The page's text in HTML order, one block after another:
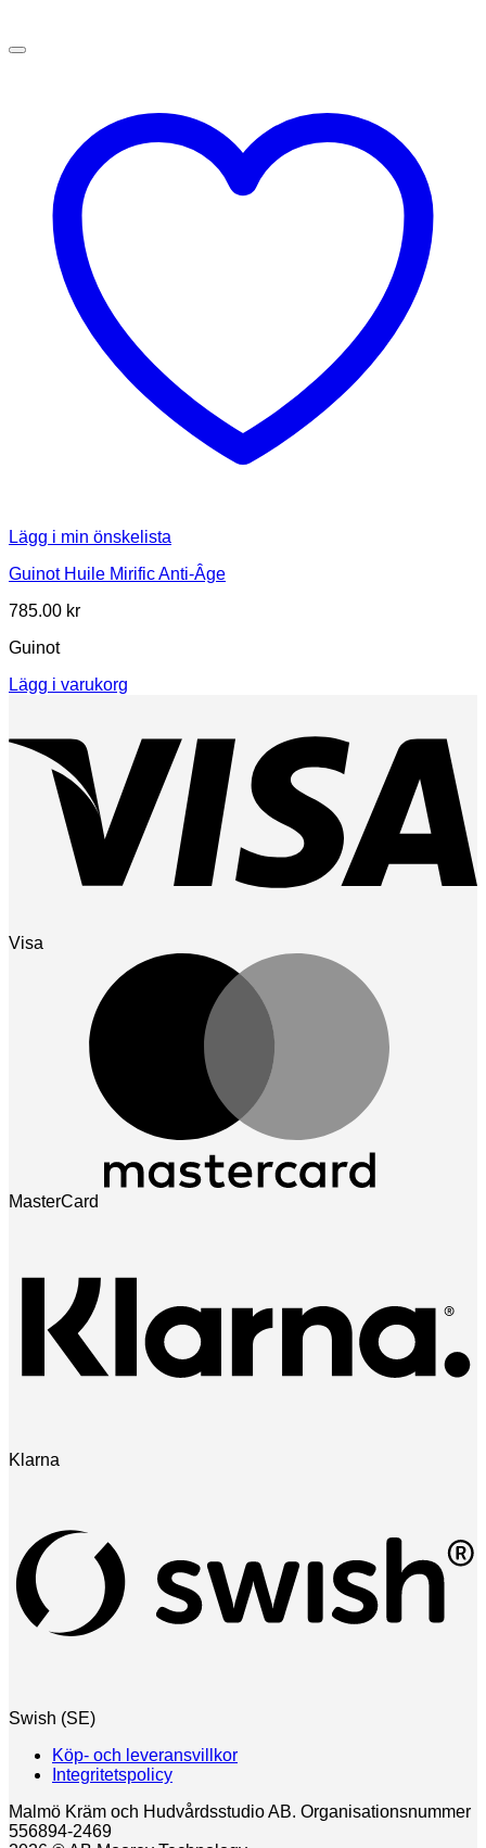
Lägg i min önskelista
Guinot Huile Mirific Anti-Âge
785.00 kr
Guinot
Lägg i varukorg
Visa
MasterCard
Klarna
Swish (SE)
Köp- och leveransvillkor
Integritetspolicy
Malmö Kräm och Hudvårdsstudio AB. Organisationsnummer
556894-2469